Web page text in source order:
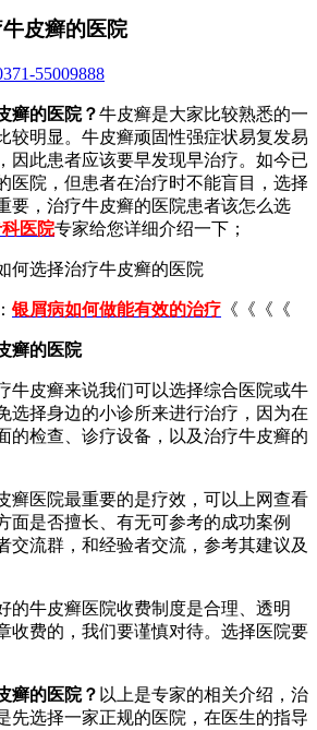
皮癣的医院
55009888
癣的医院？牛皮癣是大家比较熟悉的一
较明显。牛皮癣顽固性强症状易复发易
因此患者应该要早发现早治疗。如今已
医院，但患者在治疗时不能盲目，选择
要，治疗牛皮癣的医院患者该怎么选
医院专家给您详细介绍一下；
银屑病如何做能有效的治疗 《《《《
癣的医院
牛皮癣来说我们可以选择综合医院或牛
选择身边的小诊所来进行治疗，因为在
的检查、诊疗设备，以及治疗牛皮癣的
癣医院最重要的是疗效，可以上网查看
面是否擅长、有无可参考的成功案例
交流群，和经验者交流，参考其建议及
的牛皮癣医院收费制度是合理、透明
收费的，我们要谨慎对待。选择医院要
癣的医院？ 以上是专家的相关介绍，治
先选择一家正规的医院，在医生的指导